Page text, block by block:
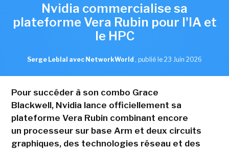
Nvidia commercialise sa
plateforme Vera Rubin pour l'IA et
le HPC
Serge Leblal avec NetworkWorld , publié le 23 Juin 2026
Pour succéder à son combo Grace
Blackwell, Nvidia lance officiellement sa
plateforme Vera Rubin combinant encore
un processeur sur base Arm et deux circuits
graphiques, des technologies réseau et des